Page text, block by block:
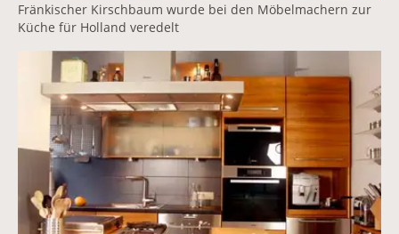
Fränkischer Kirschbaum wurde bei den Möbelmachern zur
Küche für Holland veredelt
Vergrößerte Version anzeigen